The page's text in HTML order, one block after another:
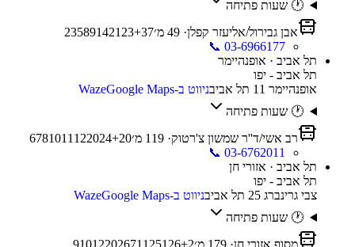
🕐 שעות פתיחה
אבן גבירול/אליעזר קפלן·
49 מ׳ 235891421 23+37
📞 03-6966177
תל אביב · אופנהיימר
תל אביב - יפו
אופנהיימר 11 תל אביב
ניווט ב-WazeGoogle Maps
🕐 שעות פתיחה
רב אשי/ד''ר שמשון צ'רטוק·
119 מ׳ 6781011 122024+20
📞 03-6762011
תל אביב · אזורי חן
תל אביב - יפו
צבי גרינברג 25 תל אביב
ניווט ב-WazeGoogle Maps
🕐 שעות פתיחה
מסוף אזורי חן·
179 מ׳ 91012202671 125126+2